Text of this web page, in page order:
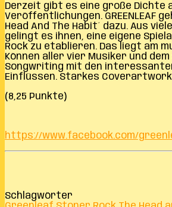
Derzeit gibt es eine große Dichte
Veröffentlichungen. GREENLEAF
Head And The Habit´ dazu. Aus
gelingt es ihnen, eine eigene
Rock zu etablieren. Das liegt am
Können aller vier Musiker und
Songwriting mit den
Einflüssen. Starkes
(8,25 Punkte)
https://www.facebook.com/
Schlagwörter